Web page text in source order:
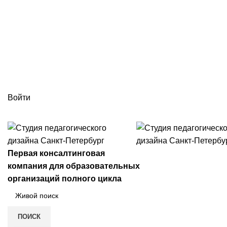
Войти
Первая консалтинговая
компания для образовательных
организаций полного цикла
ПОИСК